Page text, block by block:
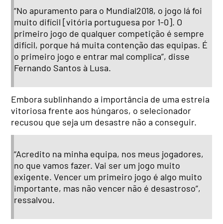
“No apuramento para o Mundial2018, o jogo lá foi
muito difícil [vitória portuguesa por 1-0]. O
primeiro jogo de qualquer competição é sempre
difícil, porque há muita contenção das equipas. É
o primeiro jogo e entrar mal complica”, disse
Fernando Santos à Lusa.
Embora sublinhando a importância de uma estreia
vitoriosa frente aos húngaros, o selecionador
recusou que seja um desastre não a conseguir.
“Acredito na minha equipa, nos meus jogadores,
no que vamos fazer. Vai ser um jogo muito
exigente. Vencer um primeiro jogo é algo muito
importante, mas não vencer não é desastroso”,
ressalvou.